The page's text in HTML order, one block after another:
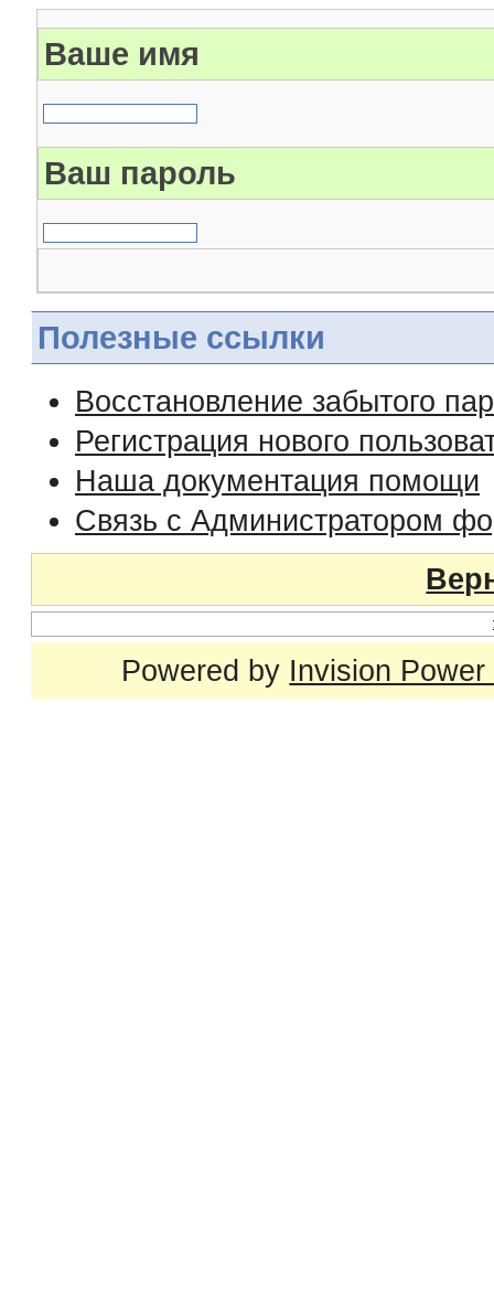
Ваше имя
Ваш пароль
Полезные ссылки
Восстановление забытого
Регистрация нового
Наша документация помощи
Связь с Администратором
Powered by Invision Power